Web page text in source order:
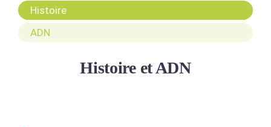
Histoire
ADN
Histoire et ADN